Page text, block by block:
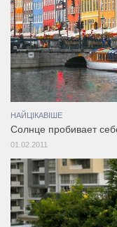
НАЙЦІКАВІШЕ
Солнце пробивает
01.02.2011